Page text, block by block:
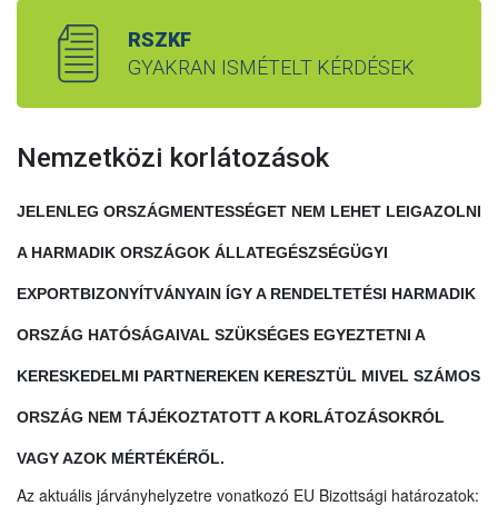
RSZKF
GYAKRAN ISMÉTELT KÉRDÉSEK
Nemzetközi korlátozások
JELENLEG ORSZÁGMENTESSÉGET NEM LEHET LEIGAZOLNI
A HARMADIK ORSZÁGOK ÁLLATEGÉSZSÉGÜGYI
EXPORTBIZONYÍTVÁNYAIN ÍGY A RENDELTETÉSI HARMADIK
ORSZÁG HATÓSÁGAIVAL SZÜKSÉGES EGYEZTETNI A
KERESKEDELMI PARTNEREKEN KERESZTÜL MIVEL SZÁMOS
ORSZÁG NEM TÁJÉKOZTATOTT A KORLÁTOZÁSOKRÓL
VAGY AZOK MÉRTÉKÉRŐL.
Az aktuális járványhelyzetre vonatkozó EU Bizottsági határozatok: